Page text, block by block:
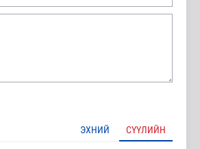
ЭХНИЙ СҮҮЛИЙН